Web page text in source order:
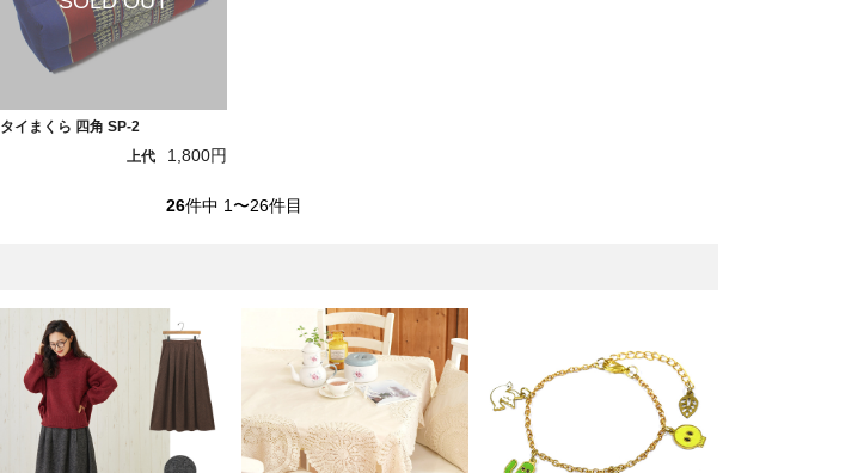
タイまくら 四角 SP-2
上代
1,800円
26件中 1〜26件目